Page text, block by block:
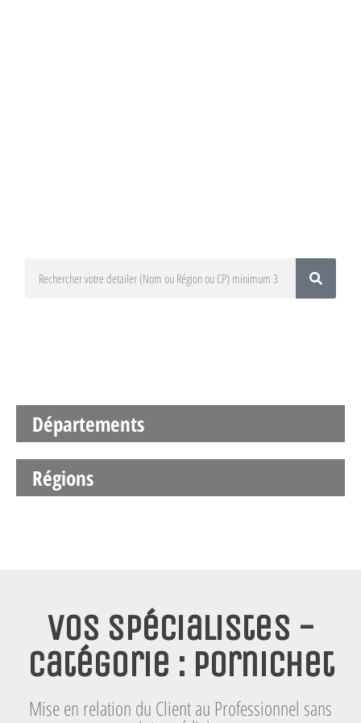
Départements
Régions
Vos spécialistes -
Catégorie : Pornichet
Mise en relation du Client au Professionnel sans